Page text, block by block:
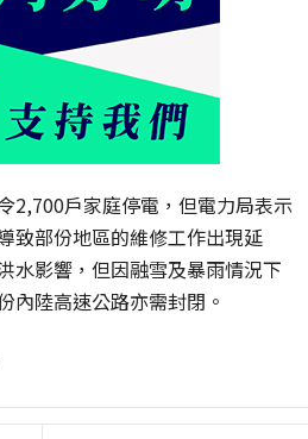
2,700戶家庭停電，但電力局表示
致部份地區的維修工作出現延
水影響，但因融雪及暴雨情況下
內陸高速公路亦需封閉。